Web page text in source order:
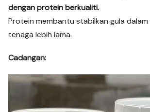
dengan protein berkualiti.
Protein membantu stabilkan gula
tenaga lebih lama.
Cadangan: